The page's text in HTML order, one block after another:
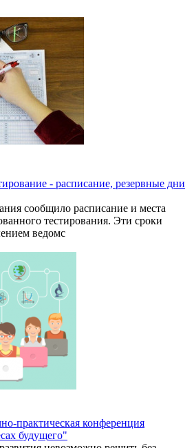
- расписание, резервные дни
сообщило расписание и места
тестирования. Эти сроки
ведомс
практическая конференция
будущего"